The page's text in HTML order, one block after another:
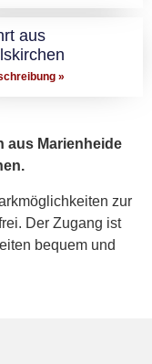
aus
»
aus Marienheide
zur
Der Zugang ist
bequem und